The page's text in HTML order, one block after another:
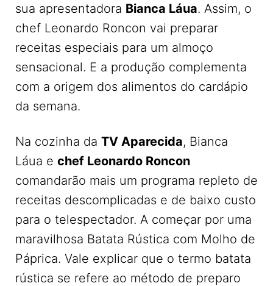
sua apresentadora Bianca Láua. Assim, o
chef Leonardo Roncon vai preparar
receitas especiais para um almoço
sensacional. E a produção complementa
com a origem dos alimentos do cardápio
da semana.
Na cozinha da TV Aparecida, Bianca
Láua e chef Leonardo Roncon
comandarão mais um programa repleto de
receitas descomplicadas e de baixo custo
para o telespectador. A começar por uma
maravilhosa Batata Rústica com Molho de
Páprica. Vale explicar que o termo batata
rústica se refere ao método de preparo